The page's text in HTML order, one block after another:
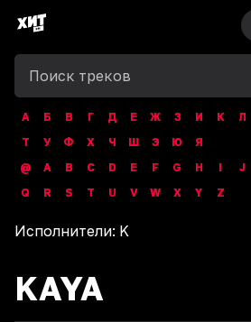
А Б В Г Д Е Ж З И К Л
Т
У Ф Х Ч Ш Э Ю
Я
@
A B C D E F G H I J
Q
R S T U V W X Y Z
Исполнители: K
KAYA